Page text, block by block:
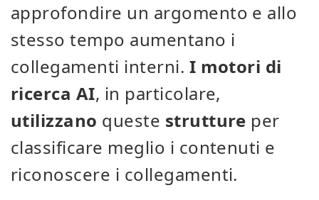
approfondire un argomento e allo
stesso tempo aumentano i
collegamenti interni. I motori di
ricerca AI, in particolare,
utilizzano queste strutture per
classificare meglio i contenuti e
riconoscere i collegamenti.